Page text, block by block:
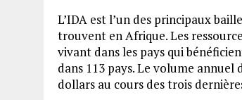
L’IDA est l’un des principaux
trouvent en Afrique. Les
vivant dans les pays qui
dans 113 pays. Le volume
dollars au cours des trois